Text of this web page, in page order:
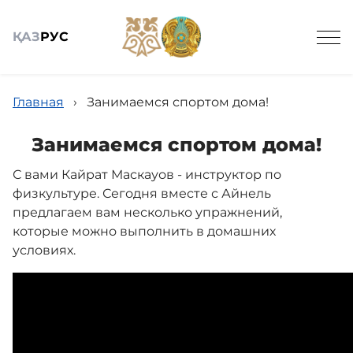
ҚАЗРУС
Общие сведения
Детские сады
Главная › Занимаемся спортом дома!
Занимаемся спортом дома!
С вами Кайрат Маскауов - инструктор по
физкультуре. Сегодня вместе с Айнель
предлагаем вам несколько упражнений,
которые можно выполнить в домашних
условиях.